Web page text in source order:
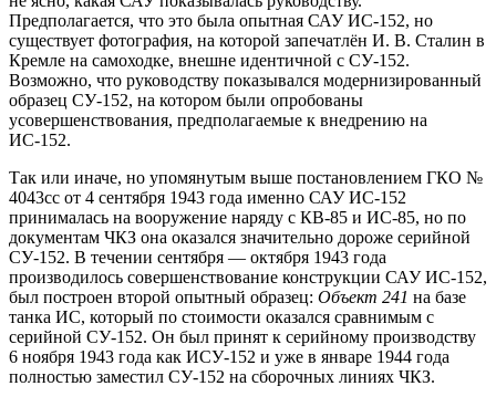
Предполагается, что это была опытная САУ ИС-152, но
существует фотография, на которой запечатлён И. В. Сталин в
Кремле на самоходке, внешне идентичной с СУ-152.
Возможно, что руководству показывался модернизированный
образец СУ-152, на котором были опробованы
усовершенствования, предполагаемые к внедрению на
ИС-152.
Так или иначе, но упомянутым выше постановлением ГКО №
4043сс от 4 сентября 1943 года именно САУ ИС-152
принималась на вооружение наряду с КВ-85 и ИС-85, но по
документам ЧКЗ она оказался значительно дороже серийной
СУ-152. В течении сентября — октября 1943 года
производилось совершенствование конструкции САУ ИС-152,
был построен второй опытный образец: Объект 241 на базе
танка ИС, который по стоимости оказался сравнимым с
серийной СУ-152. Он был принят к серийному производству
6 ноября 1943 года как ИСУ-152 и уже в январе 1944 года
полностью заместил СУ-152 на сборочных линиях ЧКЗ.